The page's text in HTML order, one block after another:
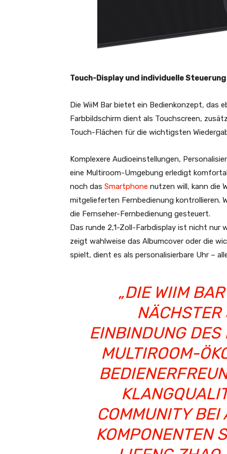
Touch-Display und individuelle Steuerung
Die WiiM Bar bietet ein Bedienkonzept,
Farbbildschirm dient als Touchscreen,
Touch-Flächen für die wichtigsten
Komplexere Audioeinstellungen,
eine Multiroom-Umgebung erledigt
noch das Smartphone nutzen will, kann die
mitgelieferten Fernbedienung kontrollieren.
die Fernseher-Fernbedienung gesteuert.
Das runde 2,1-Zoll-Farbdisplay ist nicht nur
zeigt wahlweise das Albumcover oder die
spielt, dient es als personalisierbare Uhr –
„DIE WIIM
NÄCHSTER
EINBINDUNG DES
MULTIROOM-
COMMUNITY BEI
KOMPONENTEN